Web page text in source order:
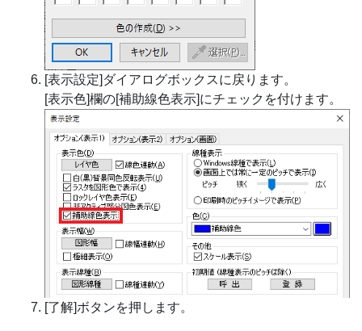
[表示設定]ダイアログボックスに戻ります。
[表示色]欄の[補助線色表示]にチェックを付けます。
[了解]ボタンを押します。